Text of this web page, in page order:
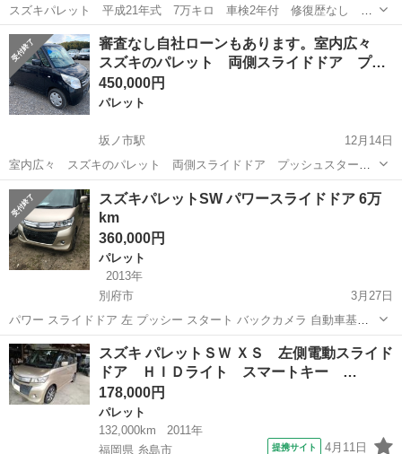
スズキパレット 平成21年式 7万キロ 車検2年付 修復歴なし 両
側スライドドア 左側電動 プッシュスタート スマートキー2本
ETC ナビ テレビ ワンオーナー ゴールドカラー 洗車をあまりし
ない方にオススメ どんなに洗車...
大分 大分市 坂ノ市駅 パレット スズキパレット
審査なし自社ローンもあります。室内広々
スズキのパレット 両側スライドドア プ…
450,000円
パレット
坂ノ市駅
12月14日
室内広々 スズキのパレット 両側スライドドア プッシュスター
ト 修復歴なし 平成21年式 走行9万キロ 車検2年付 スマートキ
ー 24時間以内に購入、お支払い可能な方のみのご連絡でお願い致し
ます。 質問は一度で全て聞きた...
大分 大分市 坂ノ市駅 パレット
スズキパレットSW パワースライドドア 6万
km
360,000円
パレット
2013年
別府市
3月27日
パワー スライドドア 左 プッシー スタート バックカメラ 自動車基本
情報 買取車 メーカー:パレット SW 車名:リオ グレード: sw 排気量:−
年式:平成23年(2011年) 走行:63000(実...
大分 別府市 パレット
スズキ パレットＳＷ ＸＳ 左側電動スライド
ドア ＨＩＤライト スマートキー …
178,000円
パレット
132,000km
2011年
福岡県 糸島市
提携サイト 4月11日